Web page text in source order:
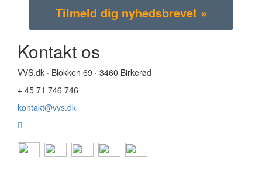
Kontakt os
VVS.dk · Blokken 69 · 3460 Birkerød
+ 45 71 746 746
kontakt@vvs.dk